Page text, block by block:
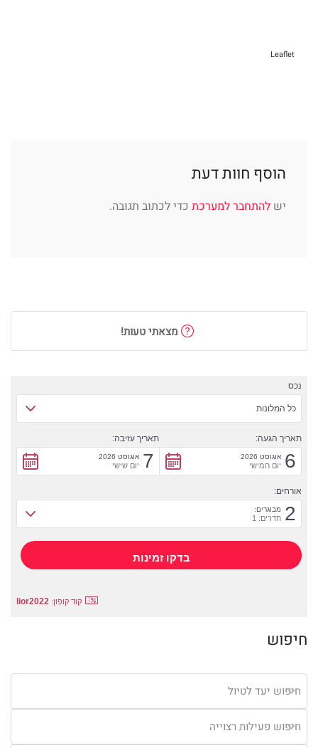
Leaflet
הוסף חוות דעת
יש להתחבר למערכת כדי לכתוב תגובה.
מצאתי טעות!
נכס
כל המלונות
תאריך הגעה:
6 אוגוסט 2026
יום חמישי
תאריך עזיבה:
7 אוגוסט 2026
יום שישי
אורחים:
2 מבוגרים:
חדרים: 1
קוד קופון: lior2022
חיפוש
חיפוש יעד לטיול
חיפוש פעילות רצוייה